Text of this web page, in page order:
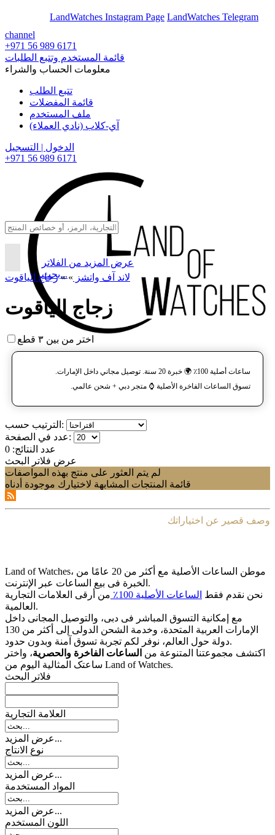
LandWatches Instagram Page LandWatches Telegram
channel
+971 56 989 6171
قائمة المستخدم وتتبع الطلبات
معلومات الحساب والشراء
تتبع الطلب
قائمة المفضلات
ملف المستخدم
آي-كلاب (نادي العملاء)
الدخول | التسجيل
+971 56 989 6171
عرض المزيد من الفلاتر
بحث...
لاند آف واتشز »
» زجاج الياقوت
زجاج الياقوت
اختر من بين ٣ قطع
ساعات أصلية 100٪ 🌍 خبرة 20 سنة. توصيل مجاني داخل الإمارات.
تسوق الساعات الفاخرة الأصلية ⌚️ متجر دبي + شحن عالمي.
الترتيب حسب:
عدد في الصفحة:
عدد النتائج: 0
عرض فلاتر البحث
لم يتم العثور على منتج بهذه المواصفات
قائمة المنتجات المشابهة لاختيارك موجودة أدناه
وصف قصير عن اختياراتك
Land of Watches، موطن الساعات الأصلیة مع أکثر من 20 عامًا من
الخبرة فی بیع الساعات عبر الإنترنت.
نحن نقدم فقط الساعات الأصلیة 100٪
من أرقى العلامات التجاریة
العالمیة.
مع إمکانیة التسوق المباشر فی دبی، والتوصیل المجانی داخل
الإمارات العربیة المتحدة، وخدمة الشحن الدولی إلى أکثر من 130
دولة حول العالم، نوفر لکم تجربة تسوق آمنة وبدون حدود.
اکتشف مجموعتنا المتنوعة من الساعات الفاخرة والحصریة، واختر
ساعتک المثالیة الیوم من Land of Watches.
فلاتر البحث
العلامة التجارية
عرض المزيد...
نوع الانتاج
عرض المزيد...
المواد المستخدمة
عرض المزيد...
اللون المستخدم